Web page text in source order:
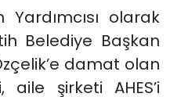
Yardımcısı olarak
Belediye Başkan
damat olan
aile şirketi AHES’i